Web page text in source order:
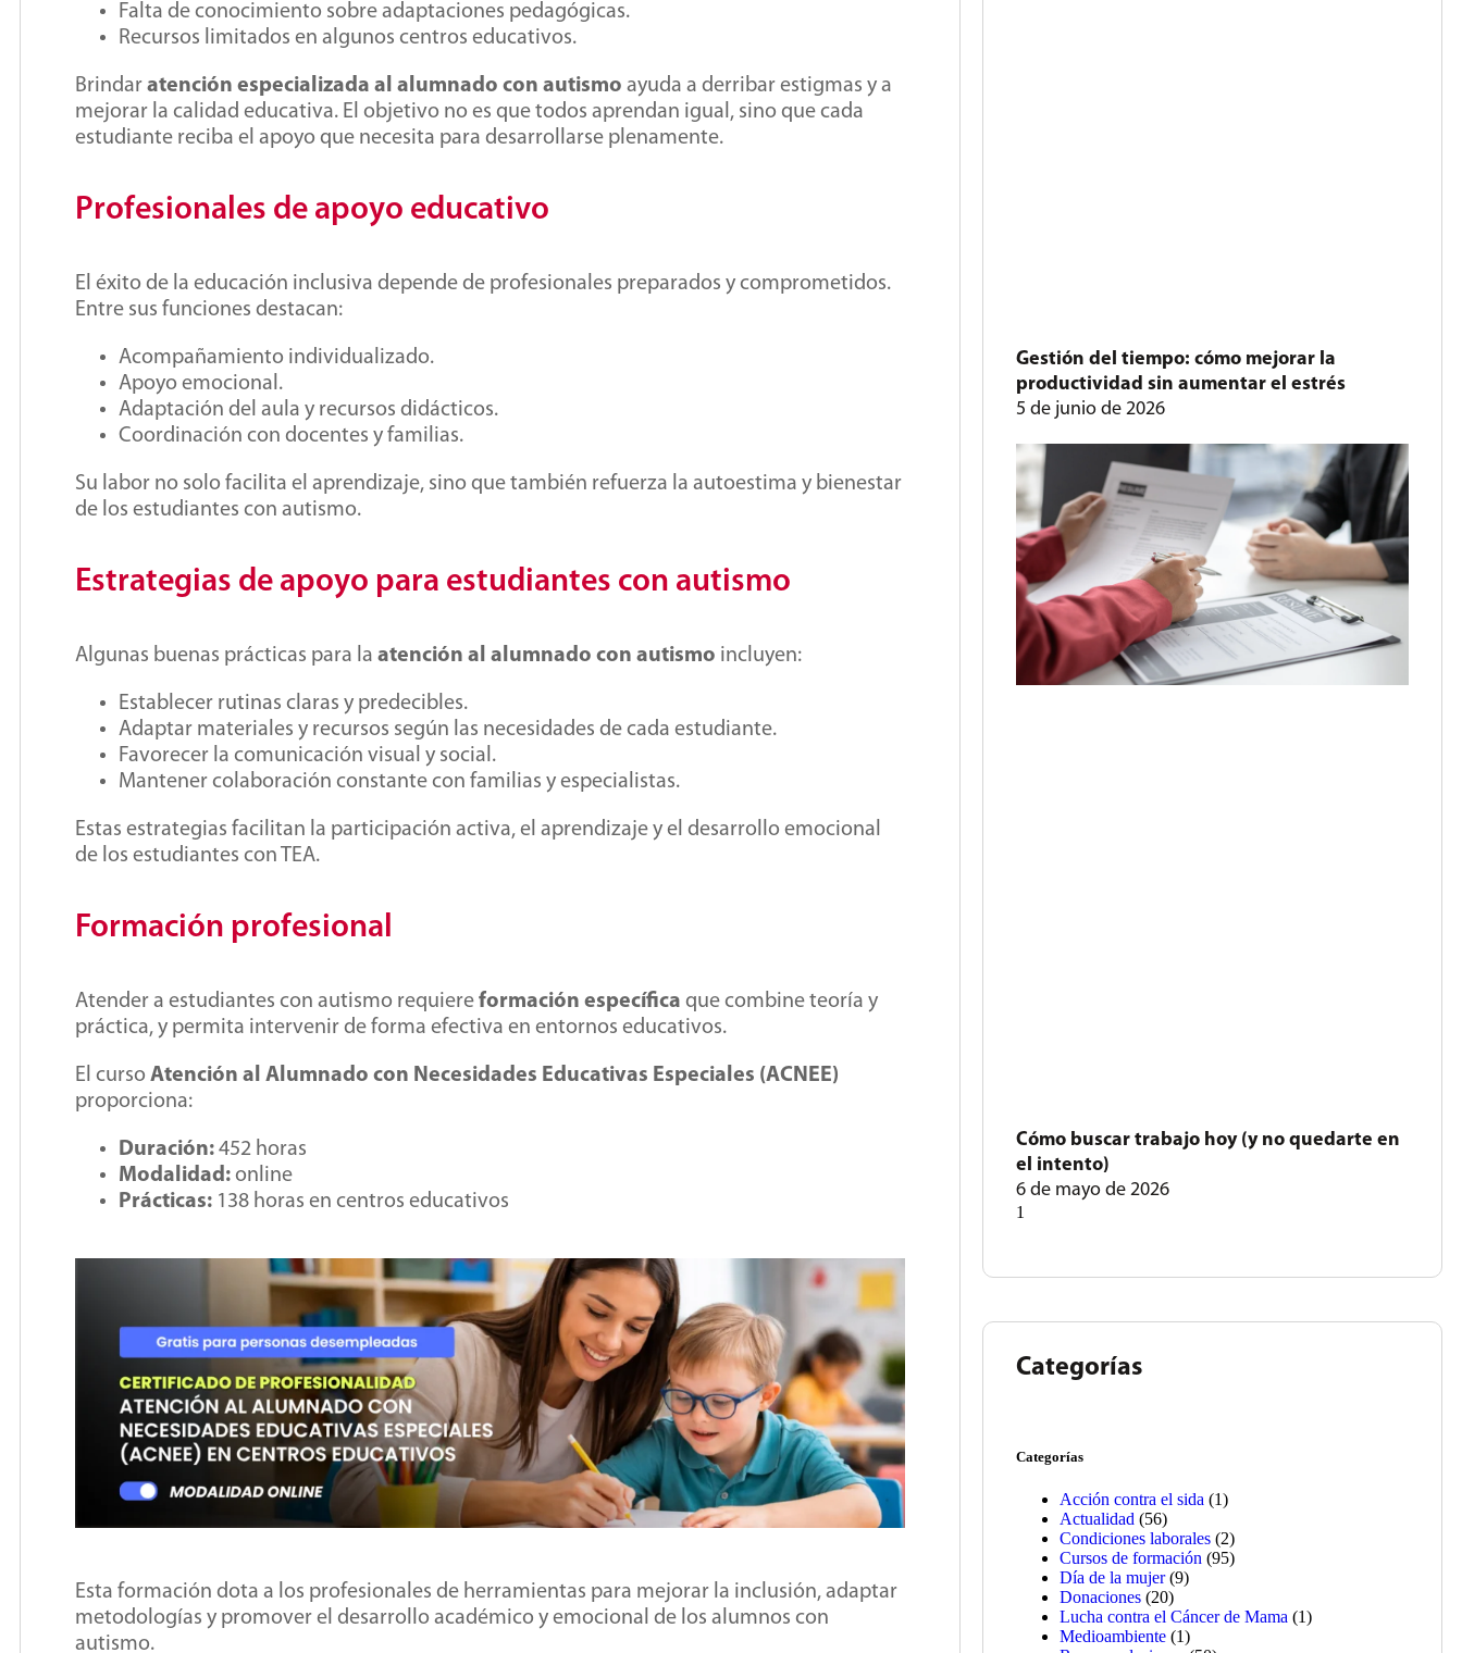
Falta de conocimiento sobre adaptaciones pedagógicas.
Recursos limitados en algunos centros educativos.
Brindar atención especializada al alumnado con autismo ayuda a derribar estigmas y a
mejorar la calidad educativa. El objetivo no es que todos aprendan igual, sino que cada
estudiante reciba el apoyo que necesita para desarrollarse plenamente.
Profesionales de apoyo educativo
El éxito de la educación inclusiva depende de profesionales preparados y comprometidos.
Entre sus funciones destacan:
Acompañamiento individualizado.
Apoyo emocional.
Adaptación del aula y recursos didácticos.
Coordinación con docentes y familias.
Su labor no solo facilita el aprendizaje, sino que también refuerza la autoestima y bienestar
de los estudiantes con autismo.
Estrategias de apoyo para estudiantes con autismo
Algunas buenas prácticas para la atención al alumnado con autismo incluyen:
Establecer rutinas claras y predecibles.
Adaptar materiales y recursos según las necesidades de cada estudiante.
Favorecer la comunicación visual y social.
Mantener colaboración constante con familias y especialistas.
Estas estrategias facilitan la participación activa, el aprendizaje y el desarrollo emocional
de los estudiantes con TEA.
Formación profesional
Atender a estudiantes con autismo requiere formación específica que combine teoría y
práctica, y permita intervenir de forma efectiva en entornos educativos.
El curso Atención al Alumnado con Necesidades Educativas Especiales (ACNEE)
proporciona:
Duración: 452 horas
Modalidad: online
Prácticas: 138 horas en centros educativos
Esta formación dota a los profesionales de herramientas para mejorar la inclusión, adaptar
metodologías y promover el desarrollo académico y emocional de los alumnos con
autismo.
Gestión del tiempo: cómo mejorar la
productividad sin aumentar el estrés
5 de junio de 2026
Cómo buscar trabajo hoy (y no quedarte en
el intento)
6 de mayo de 2026
Categorías
Categorías
Acción contra el sida (1)
Actualidad (56)
Condiciones laborales (2)
Cursos de formación (95)
Día de la mujer(9)
Donaciones (20)
Lucha contra el Cáncer de Mama (1)
Medioambiente (1)